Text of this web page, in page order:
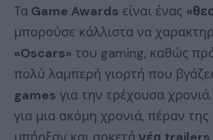
Τα Game Awards είναι ένας
μπορούσε κάλλιστα να
«Oscars» του gaming, καθώς
πολύ λαμπερή γιορτή που
games για την τρέχουσα
για μια ακόμη χρονιά, πέραν